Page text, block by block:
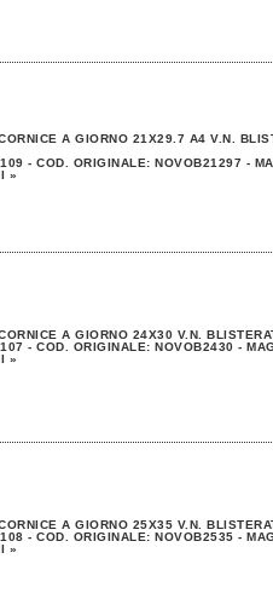
A GIORNO 21X29.7 A4 V.N.
- COD. ORIGINALE: NOVOB21297 -
»
A GIORNO 24X30 V.N.
- COD. ORIGINALE: NOVOB2430 -
»
A GIORNO 25X35 V.N.
- COD. ORIGINALE: NOVOB2535 -
»